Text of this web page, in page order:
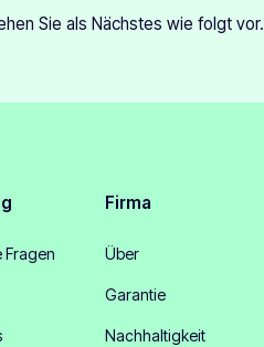
Sie als Nächstes wie folgt vor.
Fragen
Firma
Über
Garantie
Nachhaltigkeit